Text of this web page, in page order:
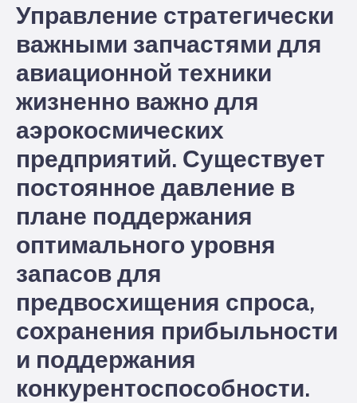
Управление стратегически
важными запчастями для
авиационной техники
жизненно важно для
аэрокосмических
предприятий. Существует
постоянное давление в
плане поддержания
оптимального уровня
запасов для
предвосхищения спроса,
сохранения прибыльности
и поддержания
конкурентоспособности.